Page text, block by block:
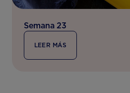
Semana 23
LEER MÁS